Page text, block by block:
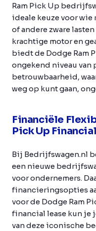
Ram Pick Up
ideale keuze voor wie
of andere zware
krachtige motor en
biedt de Dodge Ram
ongekend niveau van
betrouwbaarheid,
weg op kunt gaan,
Financiële
Pick Up
Bij Bedrijfswagen.nl
een nieuwe
voor ondernemers.
financieringsopties
voor de Dodge Ram
financial lease kun je
van deze iconische